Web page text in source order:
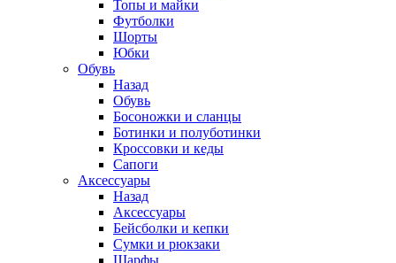
Топы и майки
Футболки
Шорты
Юбки
Обувь
Назад
Обувь
Босоножки и сланцы
Ботинки и полуботинки
Кроссовки и кеды
Сапоги
Аксессуары
Назад
Аксессуары
Бейсболки и кепки
Сумки и рюкзаки
Шарфы